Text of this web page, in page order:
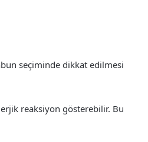
seçiminde dikkat edilmesi
reaksiyon gösterebilir. Bu